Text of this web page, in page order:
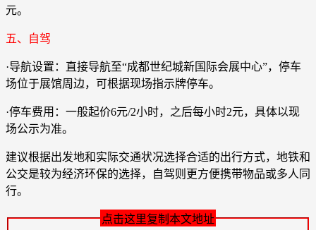
元。
五、自驾
·导航设置：直接导航至“成都世纪城新国际会展中心”，停车
场位于展馆周边，可根据现场指示牌停车。
·停车费用：一般起价6元/2小时，之后每小时2元，具体以现
场公示为准。
建议根据出发地和实际交通状况选择合适的出行方式，地铁和
公交是较为经济环保的选择，自驾则更方便携带物品或多人同
行。
点击这里复制本文地址